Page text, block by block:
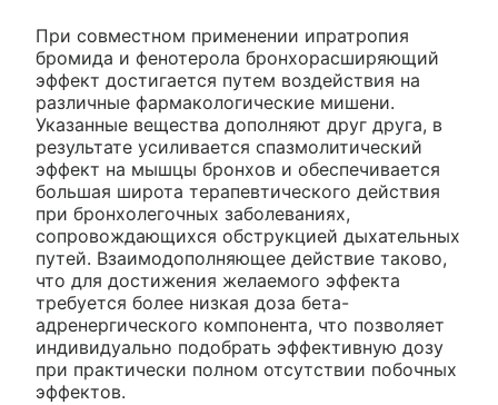
При совместном применении ипратропия
бромида и фенотерола бронхорасширяющий
эффект достигается путем воздействия на
различные фармакологические мишени.
Указанные вещества дополняют друг друга, в
результате усиливается спазмолитический
эффект на мышцы бронхов и обеспечивается
большая широта терапевтического действия
при бронхолегочных заболеваниях,
сопровождающихся обструкцией дыхательных
путей. Взаимодополняющее действие таково,
что для достижения желаемого эффекта
требуется более низкая доза бета-
адренергического компонента, что позволяет
индивидуально подобрать эффективную дозу
при практически полном отсутствии побочных
эффектов.